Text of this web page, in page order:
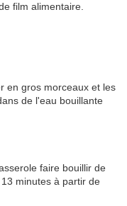
film alimentaire.
en gros morceaux et les
de l'eau bouillante
faire bouillir de
minutes à partir de